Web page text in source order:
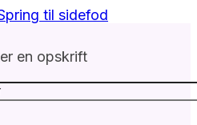
til sidefod
en opskrift